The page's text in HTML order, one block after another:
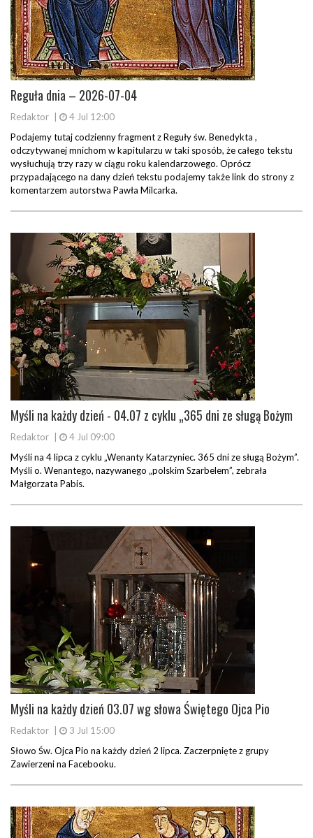
Reguła dnia – 2026-07-04
Redaktor
4 Jul 12:00
Podajemy tutaj codzienny fragment z Reguły św. Benedykta ,
odczytywanej mnichom w kapitularzu w taki sposób, że całego tekstu
wysłuchują trzy razy w ciągu roku kalendarzowego. Oprócz
przypadającego na dany dzień tekstu podajemy także link do strony z
komentarzem autorstwa Pawła Milcarka.
Myśli na każdy dzień - 04.07 z cyklu „365 dni ze sługą Bożym
Redaktor
4 Jul 09:00
Myśli na 4 lipca z cyklu „Wenanty Katarzyniec. 365 dni ze sługą Bożym”.
Myśli o. Wenantego, nazywanego „polskim Szarbelem”, zebrała
Małgorzata Pabis.
Myśli na każdy dzień 03.07 wg słowa Świętego Ojca Pio
Redaktor
3 Jul 15:00
Słowo Św. Ojca Pio na każdy dzień 2 lipca. Zaczerpnięte z grupy
Zawierzeni na Facebooku.